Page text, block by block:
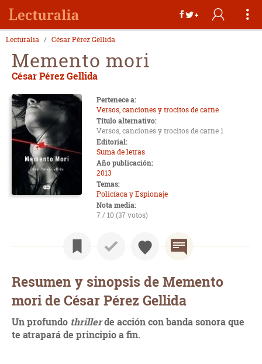
Lecturalia César Pérez Gellida
Memento mori
César Pérez Gellida
Pertenece a:
Versos, canciones y trocitos de carne
Título alternativo:
Versos, canciones y trocitos de carne 1
Editorial:
Suma de letras
Año publicación:
2013
Temas:
Policíaca y Espionaje
Nota media:
7 / 10 (37 votos)
Resumen y sinopsis de Memento
mori de César Pérez Gellida
Un profundo thrillerde acción con banda sonora que
te atrapará de principio a fin.